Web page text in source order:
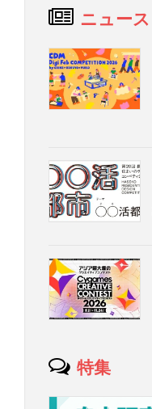
ニュース
特集